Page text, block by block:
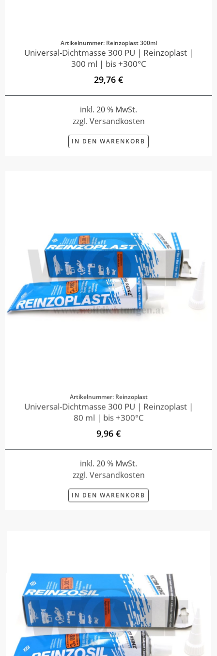
Artikelnummer: Reinzoplast 300ml
Universal-Dichtmasse 300 PU | Reinzoplast |
300 ml | bis +300°C
29,76 €
inkl. 20 % MwSt.
zzgl. Versandkosten
IN DEN WARENKORB
Artikelnummer: Reinzoplast
Universal-Dichtmasse 300 PU | Reinzoplast |
80 ml | bis +300°C
9,96 €
inkl. 20 % MwSt.
zzgl. Versandkosten
IN DEN WARENKORB